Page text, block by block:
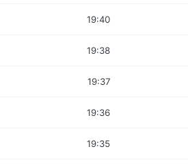
19:40
19:38
19:37
19:36
19:35